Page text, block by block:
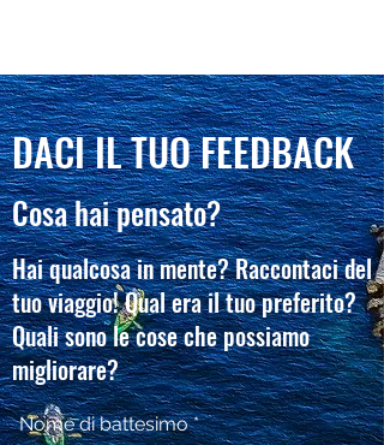
DACI IL TUO FEEDBACK
Cosa hai pensato?
Hai qualcosa in mente? Raccontaci del
tuo viaggio! Qual era il tuo preferito?
Quali sono le cose che possiamo
migliorare?
Nome di battesimo